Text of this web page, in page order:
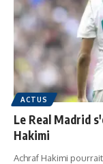
ACTUS
Le Real Madrid
Hakimi
Achraf Hakimi